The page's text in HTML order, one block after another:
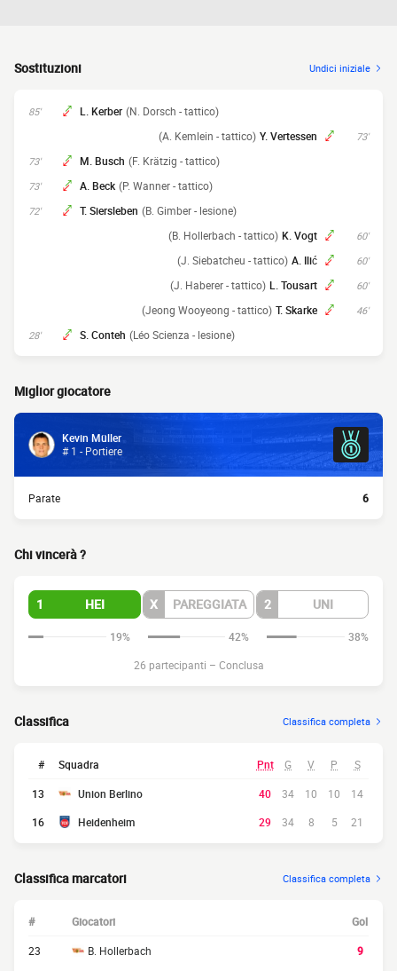
Sostituzioni Undici iniziale
85' L. Kerber (N. Dorsch - tattico)
73'
Y. Vertessen
(A. Kemlein - tattico)
73' M. Busch (F. Krätzig - tattico)
73' A. Beck (P. Wanner - tattico)
72' T. Siersleben (B. Gimber - lesione)
60'
K. Vogt
(B. Hollerbach - tattico)
60'
A. Ilić
(J. Siebatcheu - tattico)
60'
L. Tousart
(J. Haberer - tattico)
46'
T. Skarke
(Jeong Wooyeong - tattico)
28' S. Conteh (Léo Scienza - lesione)
Miglior giocatore
Kevin Müller
# 1 - Portiere
Parate 6
Chi vincerà ?
1 HEI X PAREGGIATA 2 UNI
19% 42%
38%
26 partecipanti – Conclusa
Classifica Classifica completa
# Squadra Pnt G V P S
13 Union Berlino 40 34 10 10
14
16
Heidenheim 29 34 8 5 21
Classifica marcatori Classifica completa
# Giocatori Gol
23 B. Hollerbach
9